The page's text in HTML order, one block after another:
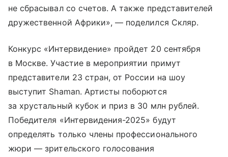
не сбрасывал со счетов. А также представителей
дружественной Африки», — поделился Скляр.
Конкурс «Интервидение» пройдет 20 сентября
в Москве. Участие в мероприятии примут
представители 23 стран, от России на шоу
выступит Shaman. Артисты поборются
за хрустальный кубок и приз в 30 млн рублей.
Победителя «Интервидения-2025» будут
определять только члены профессионального
жюри — зрительского голосования